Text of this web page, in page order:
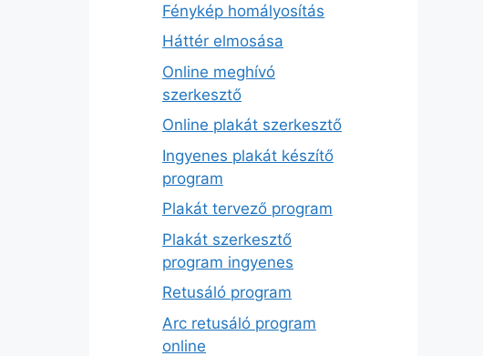
Fénykép homályosítás
Háttér elmosása
Online meghívó
szerkesztő
Online plakát szerkesztő
Ingyenes plakát készítő
program
Plakát tervező program
Plakát szerkesztő
program ingyenes
Retusáló program
Arc retusáló program
online